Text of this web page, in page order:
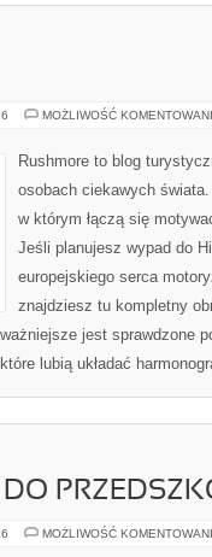
MOŻLIWOŚĆ
Rushmore to blog
osobach ciekawych
w którym łączą się
Jeśli planujesz wypad do
europejskiego serca
znajdziesz tu kompletny
jest sprawdzone
lubią układać
DO
MOŻLIWOŚĆ